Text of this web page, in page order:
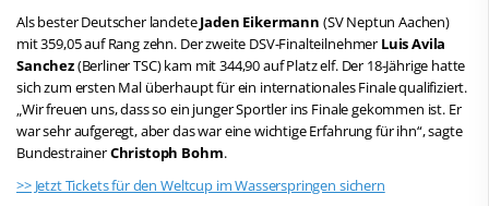
Als bester Deutscher landeteJaden Eikermann (SV Neptun Aachen)
mit 359,05 auf Rang zehn. Der zweite DSV-Finalteilnehmer Luis Avila
Sanchez(Berliner TSC) kam mit 344,90 auf Platz elf. Der 18-Jährige hatte
sich zum ersten Mal überhaupt für ein internationales Finale qualifiziert.
„Wir freuen uns, dass so ein junger Sportler ins Finale gekommen ist. Er
war sehr aufgeregt, aber das war eine wichtige Erfahrung für ihn“, sagte
BundestrainerChristoph Bohm.
>> Jetzt Tickets für den Weltcup im Wasserspringen sichern